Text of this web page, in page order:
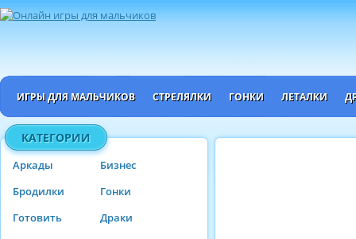
ИГРЫ ДЛЯ МАЛЬЧИКОВ СТРЕЛЯЛКИ ГОНКИ ЛЕТАЛКИ
КАТЕГОРИИ
Аркады
Бизнес
Бродилки
Гонки
Готовить
Драки